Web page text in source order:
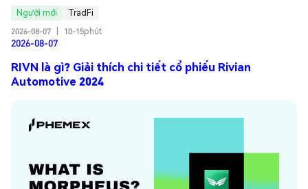
Người mới
TradFi
2026-08-07
10-15phút
2026-08-07
RIVN là gì? Giải thích chi tiết cổ phiếu Rivian
Automotive 2024